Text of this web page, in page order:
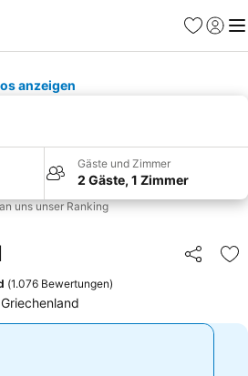
Favoriten
anzeigen
Gäste und Zimmer
2 Gäste, 1 Zimmer
uns unser Ranking
Teilen
(1.076 Bewertungen)